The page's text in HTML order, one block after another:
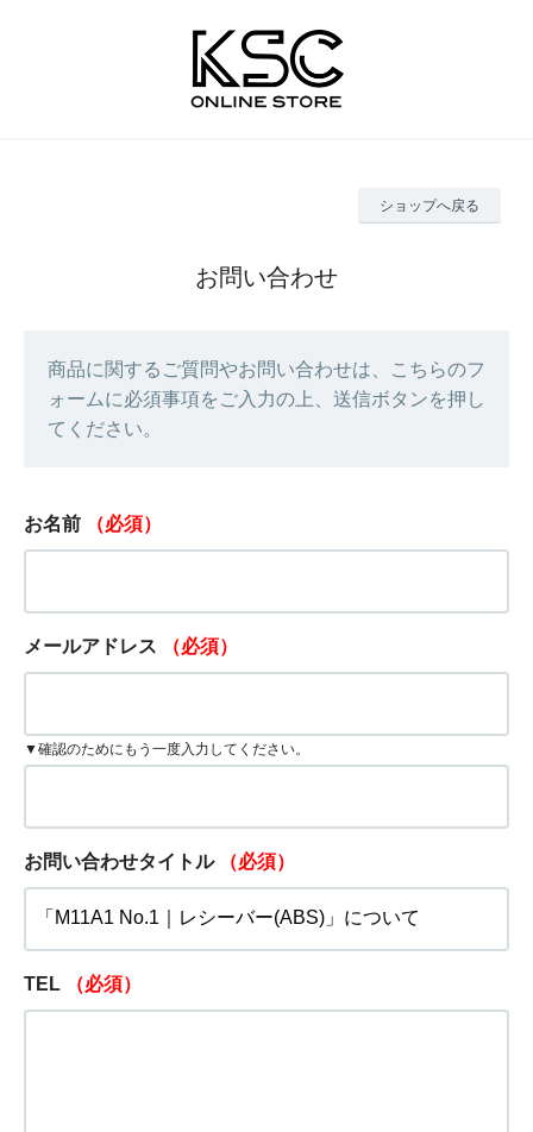
ショップへ戻る
お問い合わせ
商品に関するご質問やお問い合わせは、こちらのフ
ォームに必須事項をご入力の上、送信ボタンを押し
てください。
お名前 （必須）
メールアドレス （必須）
▼確認のためにもう一度入力してください。
お問い合わせタイトル （必須）
TEL （必須）